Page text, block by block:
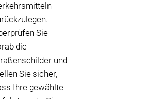
Sie
die
und
Sie sicher,
Ihre gewählte